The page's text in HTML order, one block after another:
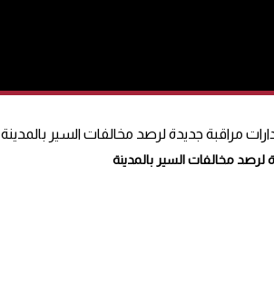
مراقبة جديدة لرصد مخالفات السير بالمدينة
لرصد مخالفات السير بالمدينة